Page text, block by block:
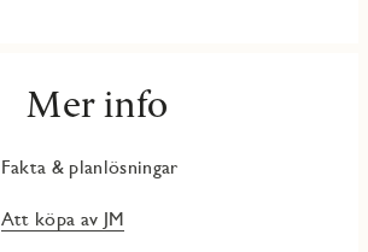
Mer info
Fakta & planlösningar
Att köpa av JM